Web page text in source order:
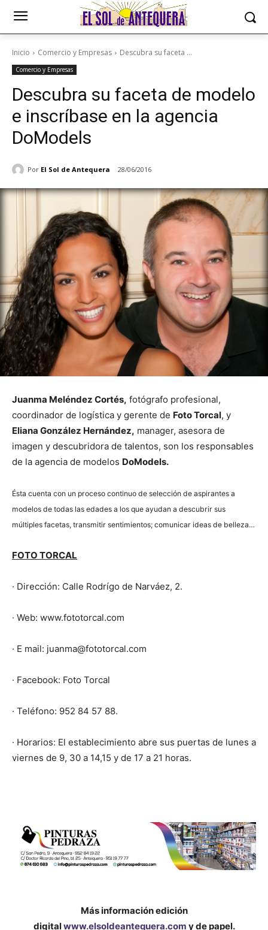
Inicio Comercio y Empresas Descubra su faceta ...
Comercio y Empresas
Descubra su faceta de modelo
e inscríbase en la agencia
DoModels
Por El Sol de Antequera 28/06/2016
Juanma Meléndez Cortés, fotógrafo profesional,
coordinador de logística y gerente de Foto Torcal, y
Eliana González Hernández, manager, asesora de
imagen y descubridora de talentos, son los responsables
de la agencia de modelos DoModels.
Ésta cuenta con un proceso continuo de selección de aspirantes a
modelos de todas las edades a los que ayudan a descubrir sus
múltiples facetas, transmitir sentimientos; comunicar ideas de belleza…
FOTO TORCAL
· Dirección: Calle Rodrígo de Narváez, 2.
· Web: www.fototorcal.com
· E mail: juanma@fototorcal.com
· Facebook: Foto Torcal
· Teléfono: 952 84 57 88.
· Horarios: El establecimiento abre sus puertas de lunes a
viernes de 9, 30 a 14,15 y de 17 a 21 horas.
Más información edición
digitalwww.elsoldeantequera.com y de papel.